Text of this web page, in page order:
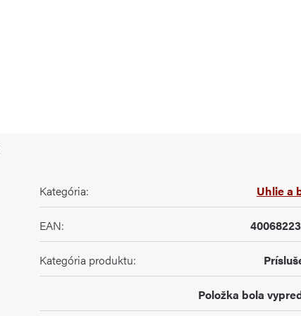
Kategória: Uhlie a
EAN:
Kategória produktu:
Položka bola